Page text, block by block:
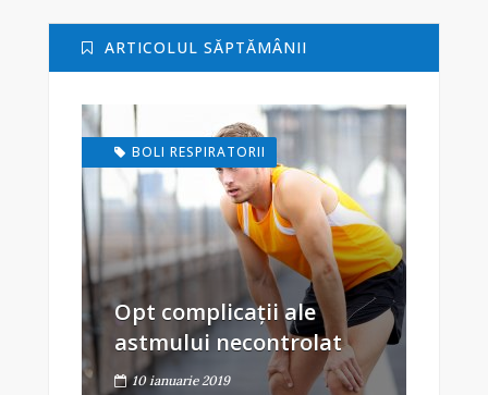
ARTICOLUL SĂPTĂMÂNII
BOLI RESPIRATORII
Opt complicații ale
astmului necontrolat
10 ianuarie 2019